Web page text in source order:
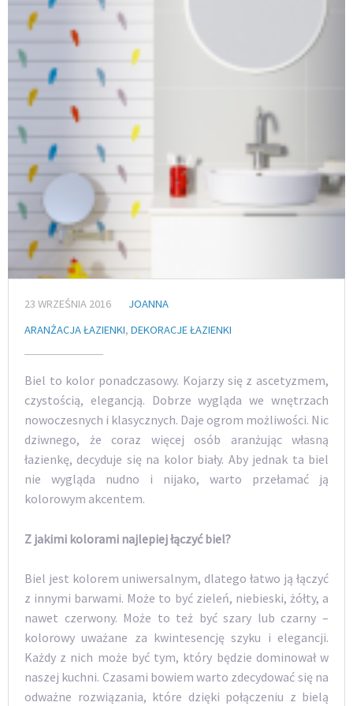
23 WRZEŚNIA 2016
JOANNA
ARANŻACJA ŁAZIENKI, DEKORACJE ŁAZIENKI
Biel to kolor ponadczasowy. Kojarzy się z ascetyzmem,
czystością, elegancją. Dobrze wygląda we wnętrzach
nowoczesnych i klasycznych. Daje ogrom możliwości. Nic
dziwnego, że coraz więcej osób aranżując własną
łazienkę, decyduje się na kolor biały. Aby jednak ta biel
nie wygląda nudno i nijako, warto przełamać ją
kolorowym akcentem.
Z jakimi kolorami najlepiej łączyć biel?
Biel jest kolorem uniwersalnym, dlatego łatwo ją łączyć
z innymi barwami. Może to być zieleń, niebieski, żółty, a
nawet czerwony. Może to też być szary lub czarny –
kolorowy uważane za kwintesencję szyku i elegancji.
Każdy z nich może być tym, który będzie dominował w
naszej kuchni. Czasami bowiem warto zdecydować się na
odważne rozwiązania, które dzięki połączeniu z bielą